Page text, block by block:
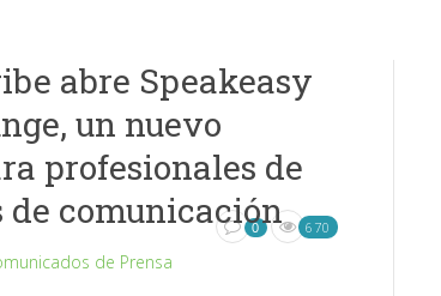
abre Speakeasy
un nuevo
profesionales de
de comunicación
de Prensa
0 670